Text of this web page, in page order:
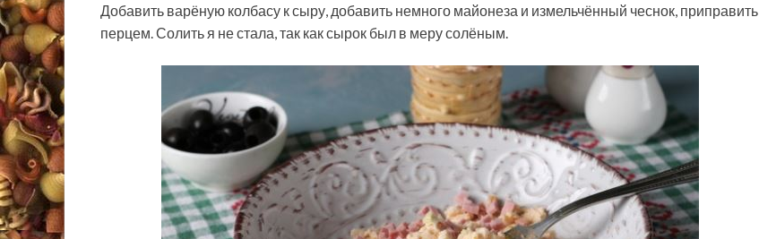
Добавить варёную колбасу к сыру, добавить немного майонеза и измельчённый чеснок, приправить
перцем. Солить я не стала, так как сырок был в меру солёным.